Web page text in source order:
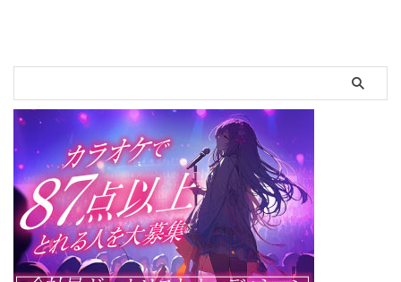
「Noise」で国内のみならず海外
督・松本優作が、 数々のオーデ
ィション ...